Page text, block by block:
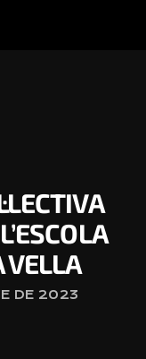
VELLA
DE 2023